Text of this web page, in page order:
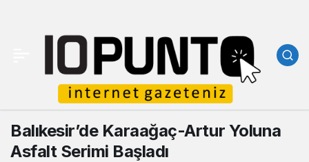
Balıkesir’de Karaağaç-Artur Yoluna
Asfalt Serimi Başladı